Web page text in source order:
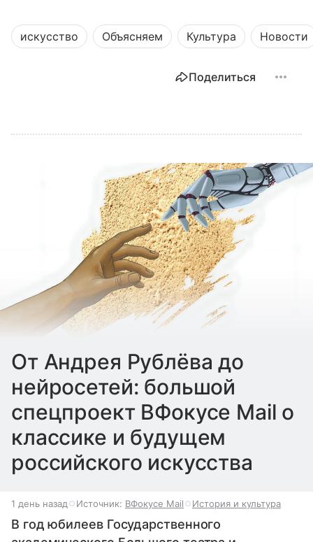
искусство Объясняем Культура Новости
Поделиться
От Андрея Рублёва до
нейросетей: большой
спецпроект ВФокусе Mail о
классике и будущем
российского искусства
1 день назад Источник: ВФокусе Mail История и культура
В год юбилеев Государственного